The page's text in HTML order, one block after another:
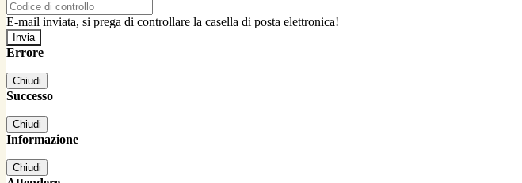
E-mail inviata, si prega di controllare la casella di posta elettronica!
Errore
Chiudi
Successo
Chiudi
Informazione
Chiudi